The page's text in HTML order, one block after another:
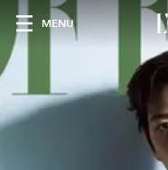
MENU